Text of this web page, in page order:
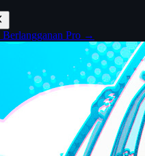
Berlangganan Pro →